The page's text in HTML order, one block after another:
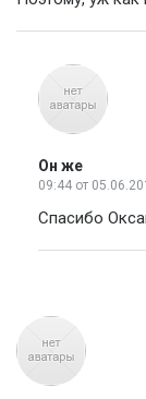
Он же
09:44 от
Спасибо